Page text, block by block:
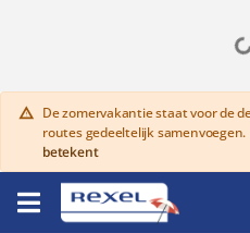
warning De zomervakantie staat voor de
routes gedeeltelijk samenvoegen.
betekent